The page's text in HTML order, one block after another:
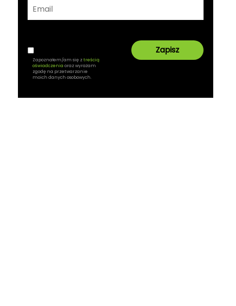
Zapoznałem/am się ztreścią
oświadczenia oraz wyrażam
zgodę na przetwarzanie
moich danych osobowych.